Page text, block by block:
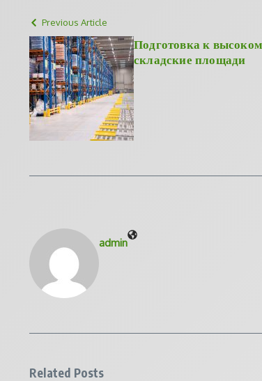
Previous Article
Подготовка к
складские площади
admin
Related Posts